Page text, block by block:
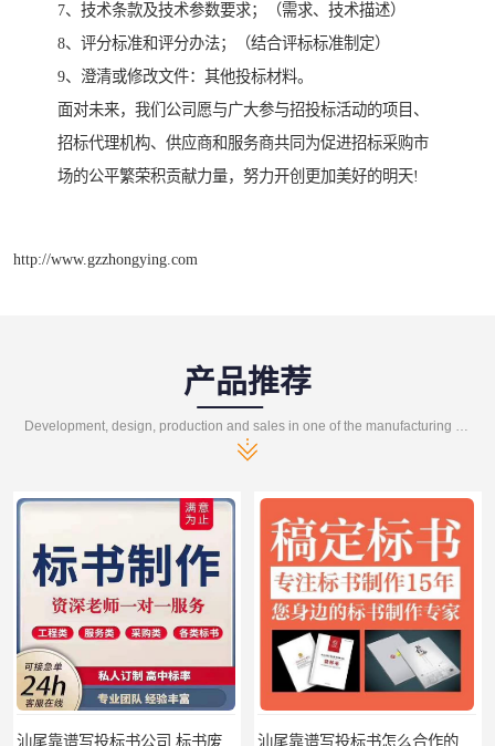
7、技术条款及技术参数要求；（需求、技术描述）
8、评分标准和评分办法；（结合评标标准制定）
9、澄清或修改文件：其他投标材料。
面对未来，我们公司愿与广大参与招投标活动的项目、
招标代理机构、供应商和服务商共同为促进招标采购市
场的公平繁荣积贡献力量，努力开创更加美好的明天!
http://www.gzzhongying.com
产品推荐